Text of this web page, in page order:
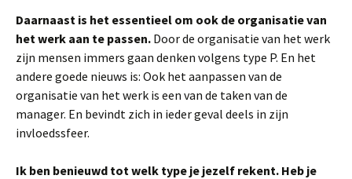
Daarnaast is het essentieel om ook de organisatie van
het werk aan te passen. Door de organisatie van het werk
zijn mensen immers gaan denken volgens type P. En het
andere goede nieuws is: Ook het aanpassen van de
organisatie van het werk is een van de taken van de
manager. En bevindt zich in ieder geval deels in zijn
invloedssfeer.
Ik ben benieuwd tot welk type je jezelf rekent. Heb je